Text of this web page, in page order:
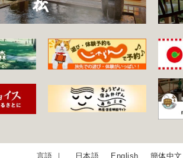
日本語 English 簡体中文